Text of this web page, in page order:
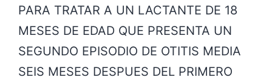
i
c
o
s
PARA TRATAR A UN LACTANTE DE 18
MESES DE EDAD QUE PRESENTA UN
SEGUNDO EPISODIO DE OTITIS MEDIA
SEIS MESES DESPUES DEL PRIMERO